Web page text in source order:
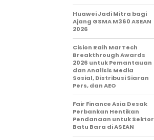
Huawei Jadi Mitra bagi
Ajang GSMA M360 ASEAN
2026
Cision Raih MarTech
Breakthrough Awards
2026 untuk Pemantauan
dan Analisis Media
Sosial, Distribusi Siaran
Pers, dan AEO
Fair Finance Asia Desak
Perbankan Hentikan
Pendanaan untuk Sektor
Batu Bara di ASEAN